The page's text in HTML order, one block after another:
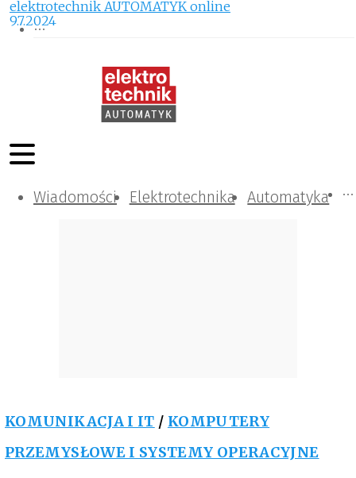
Wiadomości Elektrotechnika Automatyka
Komunikacja i IT
Kontrola
Tematy specjalne
KOMUNIKACJA I IT / KOMPUTERY
PRZEMYSŁOWE I SYSTEMY OPERACYJNE
elektrotechnik AUTOMATYK online
9.7.2024